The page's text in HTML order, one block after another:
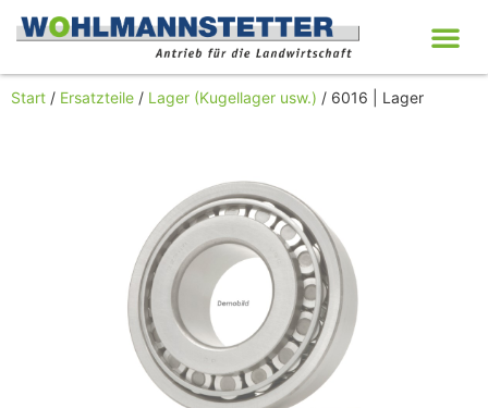
Start / Ersatzteile / Lager (Kugellager usw.) / 6016 | Lager